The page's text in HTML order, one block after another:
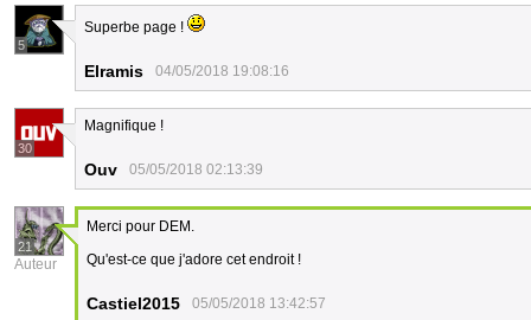
5
Superbe page !
Elramis 04/05/2018 19:08:16
30
Magnifique !
Ouv 05/05/2018 02:13:39
21
Auteur
Merci pour DEM.
Qu'est-ce que j'adore cet endroit !
Castiel2015 05/05/2018 13:42:57